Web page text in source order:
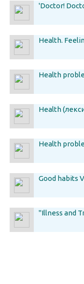
'Doctor!
Health.
Health
Health
Health
Good habits
"Illness and